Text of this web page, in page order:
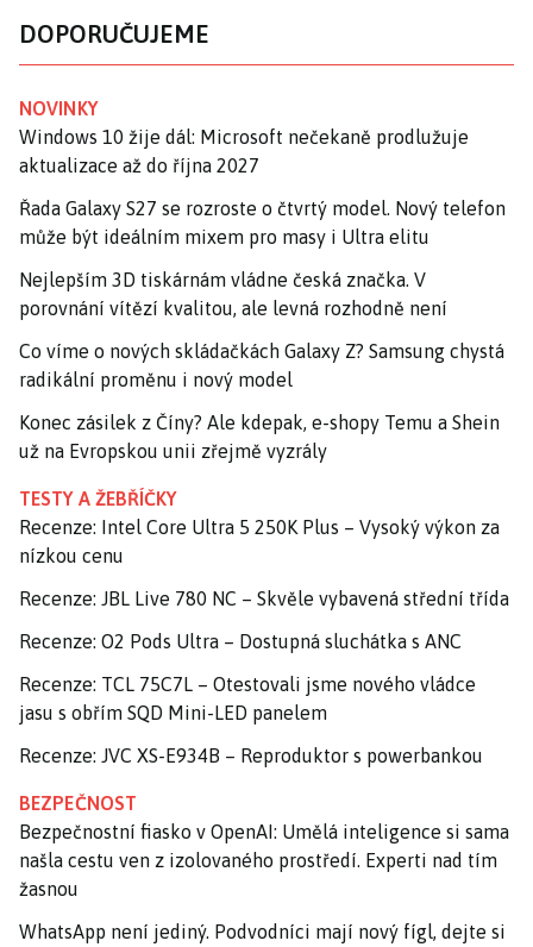
DOPORUČUJEME
NOVINKY
Windows 10 žije dál: Microsoft nečekaně prodlužuje
aktualizace až do října 2027
Řada Galaxy S27 se rozroste o čtvrtý model. Nový telefon
může být ideálním mixem pro masy i Ultra elitu
Nejlepším 3D tiskárnám vládne česká značka. V
porovnání vítězí kvalitou, ale levná rozhodně není
Co víme o nových skládačkách Galaxy Z? Samsung chystá
radikální proměnu i nový model
Konec zásilek z Číny? Ale kdepak, e-shopy Temu a Shein
už na Evropskou unii zřejmě vyzrály
TESTY A ŽEBŘÍČKY
Recenze: Intel Core Ultra 5 250K Plus – Vysoký výkon za
nízkou cenu
Recenze: JBL Live 780 NC – Skvěle vybavená střední třída
Recenze: O2 Pods Ultra – Dostupná sluchátka s ANC
Recenze: TCL 75C7L – Otestovali jsme nového vládce
jasu s obřím SQD Mini-LED panelem
Recenze: JVC XS-E934B – Reproduktor s powerbankou
BEZPEČNOST
Bezpečnostní fiasko v OpenAI: Umělá inteligence si sama
našla cestu ven z izolovaného prostředí. Experti nad tím
žasnou
WhatsApp není jediný. Podvodníci mají nový fígl, dejte si